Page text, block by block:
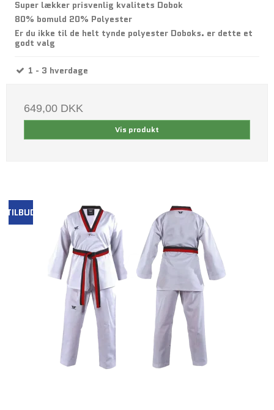
Super lækker prisvenlig kvalitets Dobok
80% bomuld 20% Polyester
Er du ikke til de helt tynde polyester Doboks. er dette et
godt valg
1 - 3 hverdage
649,00 DKK
Vis produkt
TILBUD